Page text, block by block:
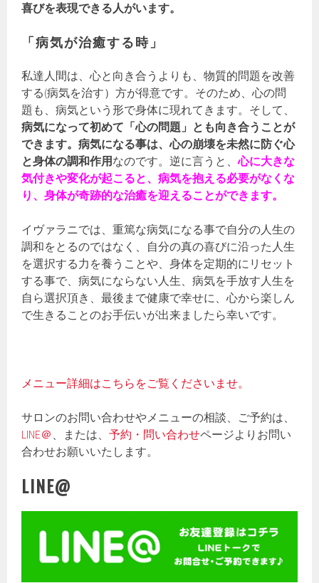
喜びを表現できる人がいます。
「病気が治癒する時」
私達人間は、心と向き合うよりも、物質的問題を改善
する(病気を治す）方が得意です。そのため、心の問
題も、病気という形で身体に現れてきます。そして、
病気になって初めて「心の問題」とも向き合うことが
できます。病気になる事は、心の崩壊を未然に防ぐ心
と身体の調和作用 なのです。逆に言うと、心に大きな
気付きや変化が起こると、病気を抱える必要がなくな
り、身体が奇跡的な治癒を迎えることができます。
イヴァラニでは、重篤な病気になる事で自分の人生の
調和をとるのではなく、自分の真の喜びに沿った人生
を選択する力を養うことや、身体を定期的にリセット
する事で、病気にならない人生、病気を手放す人生を
自ら選択頂き、最後まで健康で幸せに、心から楽しん
で生きることのお手伝いが出来ましたら幸いです。
メニュー詳細はこちらをご覧くださいませ。
サロンのお問い合わせやメニューの相談、ご予約は、
LINE＠ 、または、予約・問い合わせページよりお問い
合わせお願いいたします。
LINE@